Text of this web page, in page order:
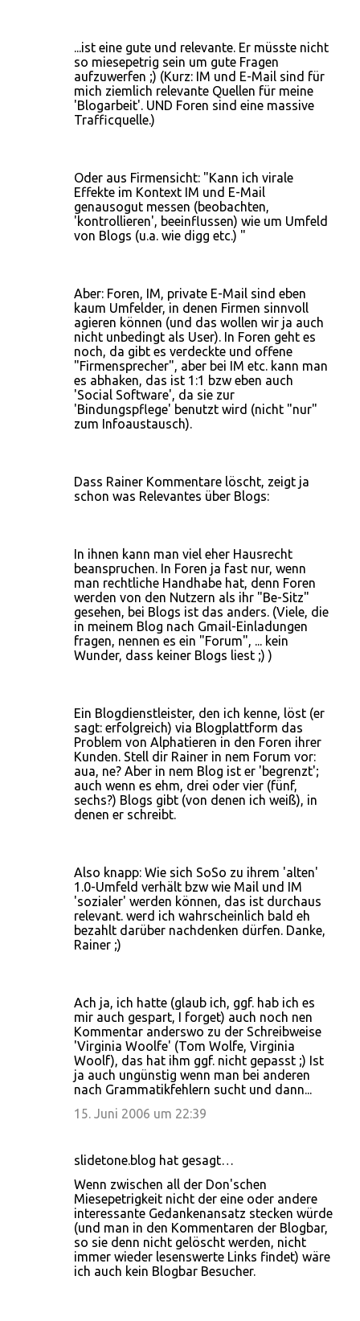
...ist eine gute und relevante. Er müsste nicht
so miesepetrig sein um gute Fragen
aufzuwerfen ;) (Kurz: IM und E-Mail sind für
mich ziemlich relevante Quellen für meine
'Blogarbeit'. UND Foren sind eine massive
Trafficquelle.)
Oder aus Firmensicht: "Kann ich virale
Effekte im Kontext IM und E-Mail
genausogut messen (beobachten,
'kontrollieren', beeinflussen) wie um Umfeld
von Blogs (u.a. wie digg etc.) "
Aber: Foren, IM, private E-Mail sind eben
kaum Umfelder, in denen Firmen sinnvoll
agieren können (und das wollen wir ja auch
nicht unbedingt als User). In Foren geht es
noch, da gibt es verdeckte und offene
"Firmensprecher", aber bei IM etc. kann man
es abhaken, das ist 1:1 bzw eben auch
'Social Software', da sie zur
'Bindungspflege' benutzt wird (nicht "nur"
zum Infoaustausch).
Dass Rainer Kommentare löscht, zeigt ja
schon was Relevantes über Blogs:
In ihnen kann man viel eher Hausrecht
beanspruchen. In Foren ja fast nur, wenn
man rechtliche Handhabe hat, denn Foren
werden von den Nutzern als ihr "Be-Sitz"
gesehen, bei Blogs ist das anders. (Viele, die
in meinem Blog nach Gmail-Einladungen
fragen, nennen es ein "Forum", ... kein
Wunder, dass keiner Blogs liest ;) )
Ein Blogdienstleister, den ich kenne, löst (er
sagt: erfolgreich) via Blogplattform das
Problem von Alphatieren in den Foren ihrer
Kunden. Stell dir Rainer in nem Forum vor:
aua, ne? Aber in nem Blog ist er 'begrenzt';
auch wenn es ehm, drei oder vier (fünf,
sechs?) Blogs gibt (von denen ich weiß), in
denen er schreibt.
Also knapp: Wie sich SoSo zu ihrem 'alten'
1.0-Umfeld verhält bzw wie Mail und IM
'sozialer' werden können, das ist durchaus
relevant. werd ich wahrscheinlich bald eh
bezahlt darüber nachdenken dürfen. Danke,
Rainer ;)
Ach ja, ich hatte (glaub ich, ggf. hab ich es
mir auch gespart, I forget) auch noch nen
Kommentar anderswo zu der Schreibweise
'Virginia Woolfe' (Tom Wolfe, Virginia
Woolf), das hat ihm ggf. nicht gepasst ;) Ist
ja auch ungünstig wenn man bei anderen
nach Grammatikfehlern sucht und dann...
15. Juni 2006 um 22:39
slidetone.blog hat gesagt…
Wenn zwischen all der Don'schen
Miesepetrigkeit nicht der eine oder andere
interessante Gedankenansatz stecken würde
(und man in den Kommentaren der Blogbar,
so sie denn nicht gelöscht werden, nicht
immer wieder lesenswerte Links findet) wäre
ich auch kein Blogbar Besucher.